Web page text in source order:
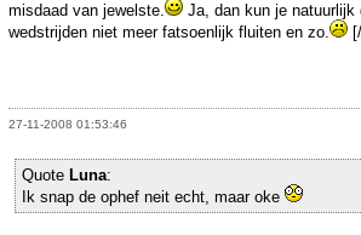
misdaad van jewelste.
Ja, dan kun je natuurlijk
wedstrijden niet meer fatsoenlijk fluiten en zo.
27-11-2008 01:53:46
Quote Luna:
Ik snap de ophef neit echt, maar oke